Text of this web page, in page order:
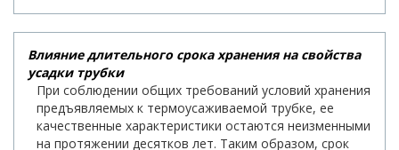
Влияние длительного срока хранения на свойства
усадки трубки
При соблюдении общих требований условий хранения
предъявляемых к термоусаживаемой трубке, ее
качественные характеристики остаются неизменными
на протяжении десятков лет. Таким образом, срок